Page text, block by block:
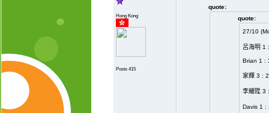
Hong Kong
Posts 415
quote:
quote:
27/10
呂海明 1
Brian 1 :
家輝 3 :
李耀陞 3
Davis 1 :